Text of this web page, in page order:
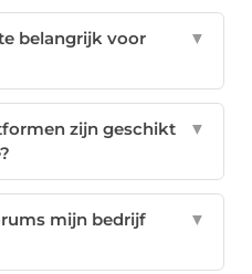
belangrijk voor
▼
zijn geschikt
▼
mijn bedrijf
▼